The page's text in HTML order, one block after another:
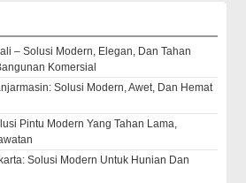
– Solusi Modern, Elegan, Dan Tahan
Komersial
Solusi Modern, Awet, Dan Hemat
Pintu Modern Yang Tahan Lama,
Solusi Modern Untuk Hunian Dan